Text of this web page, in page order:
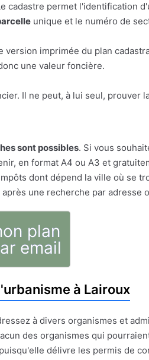
cadastre permet l'identification
unique et le numéro de
imprimée du plan
une valeur foncière.
Il ne peut, à lui seul, prouver
sont possibles. Si vous
en format A4 ou A3 et
dont dépend la ville où se
une recherche par adresse
plan
email
à Lairoux
à divers organismes et
des organismes qui
délivre les permis de